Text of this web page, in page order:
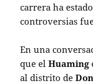
carrera ha
controversias
En una
que elHuaming
al distrito de